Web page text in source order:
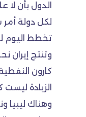
الدول بأن لا
لكل دولة أمر
تخطط اليوم
الزيادة ليست
وهناك ليبيا